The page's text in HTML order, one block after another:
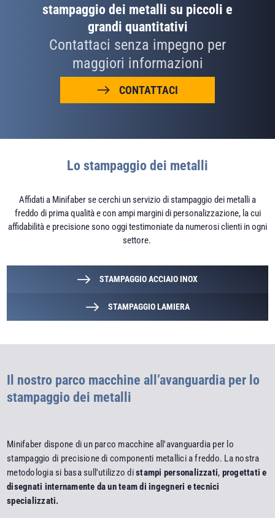
stampaggio dei metalli su piccoli e
grandi quantitativi
Contattaci senza impegno per
maggiori informazioni
CONTATTACI
Lo stampaggio dei metalli
Affidati a Minifaber se cerchi un servizio di stampaggio dei metalli a
freddo di prima qualità e con ampi margini di personalizzazione, la cui
affidabilità e precisione sono oggi testimoniate da numerosi clienti in ogni
settore.
STAMPAGGIO ACCIAIO INOX
STAMPAGGIO LAMIERA
Il nostro parco macchine all’avanguardia per lo
stampaggio dei metalli
Minifaber dispone di un parco macchine all'avanguardia per lo
stampaggio di precisione di componenti metallici a freddo. La nostra
metodologia si basa sull'utilizzo distampi personalizzati, progettati e
disegnati internamente da un team di ingegneri e tecnici
specializzati.